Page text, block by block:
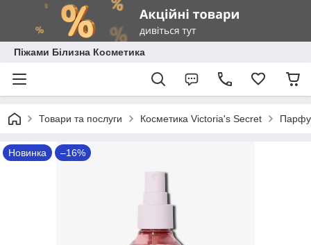
Піжами Білизна Косметика
Товари та послуги Косметика Victoria's Secret
Новинка –16%